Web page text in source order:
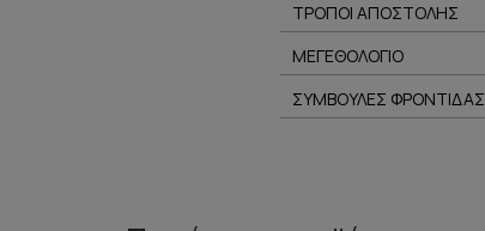
ΤΡΟΠΟΙ ΑΠΟΣΤΟΛΗΣ
ΜΕΓΕΘΟΛΟΓΙΟ
ΣΥΜΒΟΥΛΕΣ ΦΡΟΝΤΙΔΑΣ